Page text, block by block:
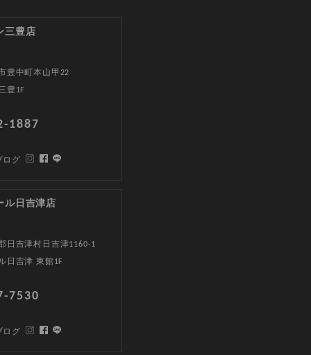
三豊店
豊中町本山甲22
豊1F
1887
ログ
ル日吉津店
日吉津村日吉津1160-1
日吉津 東館1F
7530
ログ